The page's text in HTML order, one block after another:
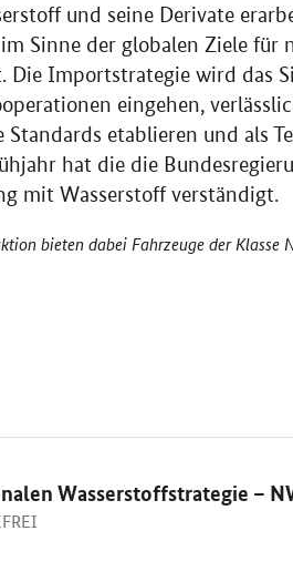
und seine Derivate
Sinne der globalen Ziele für
Importstrategie wird das
eingehen,
etablieren und als
hat die die
mit Wasserstoff verständigt.
bieten dabei Fahrzeuge der Klasse
Wasserstoffstrategie –